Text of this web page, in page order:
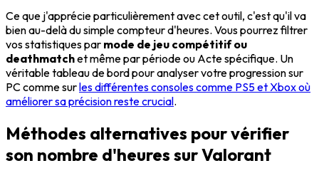
Ce que j'apprécie particulièrement avec cet outil, c'est qu'il va
bien au-delà du simple compteur d'heures. Vous pourrez filtrer
vos statistiques par mode de jeu compétitif ou
deathmatchet même par période ou Acte spécifique. Un
véritable tableau de bord pour analyser votre progression sur
PC comme surles différentes consoles comme PS5 et Xbox où
améliorer sa précision reste crucial.
Méthodes alternatives pour vérifier
son nombre d'heures sur Valorant